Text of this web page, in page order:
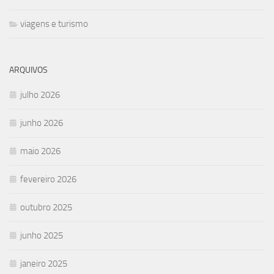
viagens e turismo
ARQUIVOS
julho 2026
junho 2026
maio 2026
fevereiro 2026
outubro 2025
junho 2025
janeiro 2025